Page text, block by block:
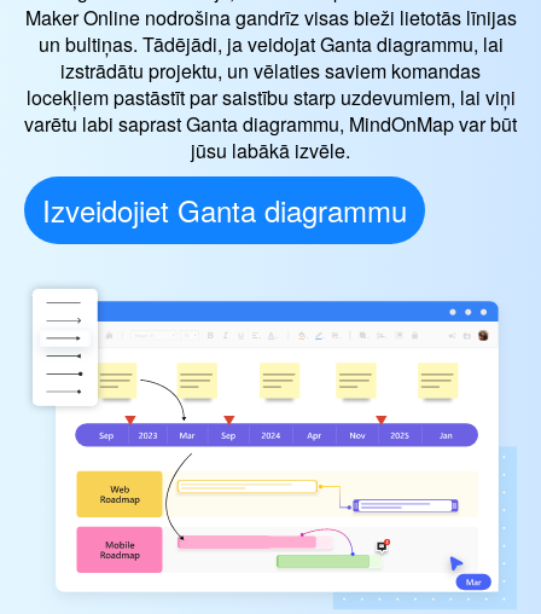
Maker Online nodrošina gandrīz visas bieži lietotās līnijas
un bultiņas. Tādējādi, ja veidojat Ganta diagrammu, lai
izstrādātu projektu, un vēlaties saviem komandas
locekļiem pastāstīt par saistību starp uzdevumiem, lai viņi
varētu labi saprast Ganta diagrammu, MindOnMap var būt
jūsu labākā izvēle.
Izveidojiet Ganta diagrammu